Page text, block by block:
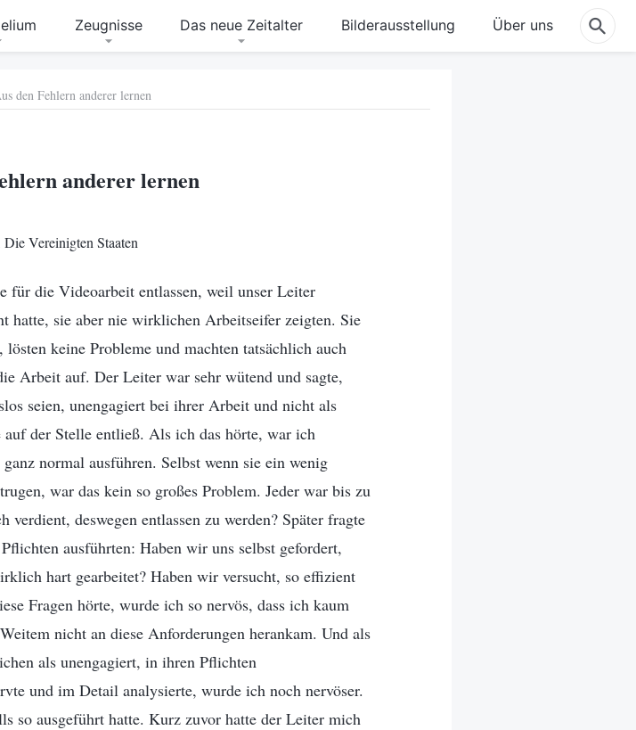
Zeugnisse Das neue Zeitalter Bilderausstellung Über uns
den Fehlern anderer lernen
anderer lernen
Vereinigten Staaten
die Videoarbeit entlassen, weil unser Leiter
sie aber nie wirklichen Arbeitseifer zeigten. Sie
keine Probleme und machten tatsächlich auch
Arbeit auf. Der Leiter war sehr wütend und sagte,
seien, unengagiert bei ihrer Arbeit und nicht als
der Stelle entließ. Als ich das hörte, war ich
normal ausführen. Selbst wenn sie ein wenig
war das kein so großes Problem. Jeder war bis zu
deswegen entlassen zu werden? Später fragte
ausführten: Haben wir uns selbst gefordert,
hart gearbeitet? Haben wir versucht, so effizient
Fragen hörte, wurde ich so nervös, dass ich kaum
nicht an diese Anforderungen herankam. Und als
als unengagiert, in ihren Pflichten
und im Detail analysierte, wurde ich noch nervöser.
so ausgeführt hatte. Kurz zuvor hatte der Leiter mich